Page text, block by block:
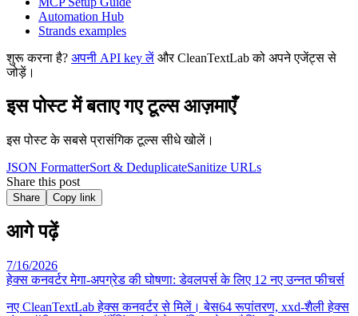
Automation Hub
Strands examples
शुरू करना है? अपनी API key लें और CleanTextLab को अपने एजेंट्स से
जोड़ें।
इस पोस्ट में बताए गए टूल्स आज़माएँ
इस पोस्ट के सबसे प्रासंगिक टूल्स सीधे खोलें।
JSON FormatterSort & DeduplicateSanitize URLs
Share this post
Share Copy link
आगे पढ़ें
7/16/2026
हेक्स कनवर्टर मेगा-अपग्रेड की घोषणा: डेवलपर्स के लिए 12 नए उन्नत फीचर्स
नए CleanTextLab हेक्स कनवर्टर से मिलें। बेस64 रूपांतरण, xxd-शैली हेक्स